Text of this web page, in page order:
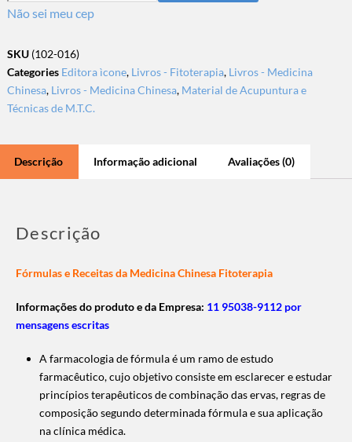
Não sei meu cep
SKU (102-016)
Categories Editora ìcone, Livros - Fitoterapia, Livros - Medicina
Chinesa, Livros - Medicina Chinesa, Material de Acupuntura e
Técnicas de M.T.C.
Descrição Informação adicional Avaliações (0)
Descrição
Fórmulas e Receitas da Medicina Chinesa Fitoterapia
Informações do produto e da Empresa: 11 95038-9112 por
mensagens escritas
A farmacologia de fórmula é um ramo de estudo
farmacêutico, cujo objetivo consiste em esclarecer e estudar
princípios terapêuticos de combinação das ervas, regras de
composição segundo determinada fórmula e sua aplicação
na clínica médica.